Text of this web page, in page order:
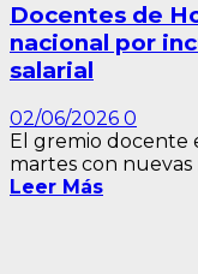
Docentes de
nacional por
salarial
02/06/2026 0
El gremio docente
martes con nuevas
Leer Más